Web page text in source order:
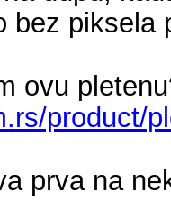
bez piksela
ovu
product/
prva na